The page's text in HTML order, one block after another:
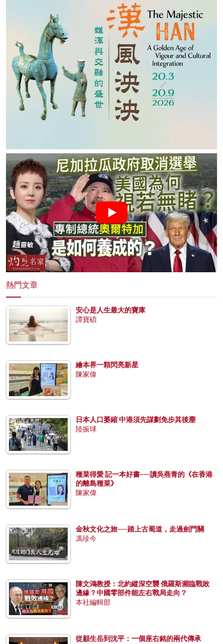
熱門文章
安心是人生最大的寶庫
譚寶碩
繪本界一顆閃亮新星
陳家偉
日本人口萎縮 中港須先謀劃免步其後塵
陸振球
種菜得愛 記一本好書──讀吳燕青的《在香港
的離島種菜》
陳家偉
金秋文化之旅──踏上古蜀道，走過劍門關
馮珍今
陳文鴻教授：北約縱深空襲 俄羅斯瀕臨戰敗
邊緣？中國零部件能左右戰局走向？
本社編輯部
從顧生岳到沈平：一個座右銘的兩代傳承